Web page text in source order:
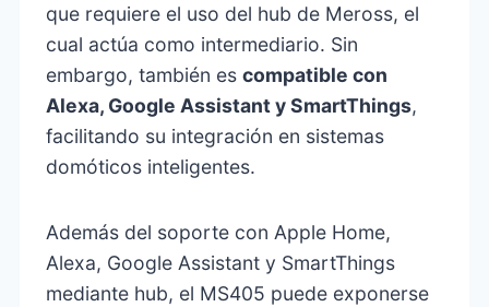
que requiere el uso del hub de Meross, el
cual actúa como intermediario. Sin
embargo, también escompatible con
Alexa, Google Assistant y SmartThings,
facilitando su integración en sistemas
domóticos inteligentes.
Además del soporte con Apple Home,
Alexa, Google Assistant y SmartThings
mediante hub, el MS405 puede exponerse